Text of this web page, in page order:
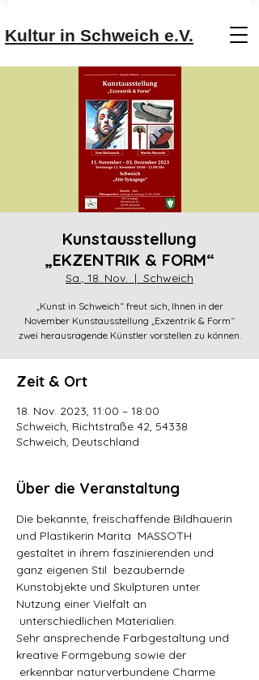
Kultur in Schweich e.V.
Kunstausstellung
„EKZENTRIK & FORM“
Sa., 18. Nov.
  |
Schweich
„Kunst in Schweich“ freut sich, Ihnen in der
November Kunstausstellung „Exzentrik & Form“
zwei herausragende Künstler vorstellen zu können.
Zeit & Ort
18. Nov. 2023, 11:00 – 18:00
Schweich, Richtstraße 42, 54338
Schweich, Deutschland
Über die Veranstaltung
Die bekannte, freischaffende Bildhauerin
und Plastikerin Marita  MASSOTH
gestaltet in ihrem faszinierenden und
ganz eigenen Stil  bezaubernde
Kunstobjekte und Skulpturen unter
Nutzung einer Vielfalt an
unterschiedlichen Materialien.
Sehr ansprechende Farbgestaltung und
kreative Formgebung sowie der
erkennbar naturverbundene Charme